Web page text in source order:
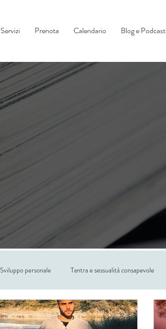
Servizi Prenota Calendario Blog e Podcast
Sviluppo personale Tantra e sessualità consapevole